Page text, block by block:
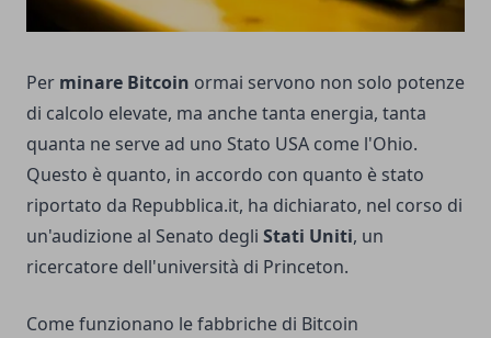
Per minare Bitcoin ormai servono non solo potenze
di calcolo elevate, ma anche tanta energia, tanta
quanta ne serve ad uno Stato USA come l'Ohio.
Questo è quanto, in accordo con quanto è stato
riportato da Repubblica.it, ha dichiarato, nel corso di
un'audizione al Senato degli Stati Uniti, un
ricercatore dell'università di Princeton.
Come funzionano le fabbriche di Bitcoin